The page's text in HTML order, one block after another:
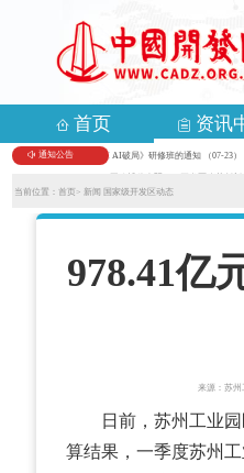
首页 资讯
通知公告
关于举办首期《数智化变革 AI破局》研修班的通知 （07-23）
关于组织参加第九届中国—亚欧博览会暨2026开发区改革创
当前位置：首页> 新闻国家级开发区动态
978.41亿
来源：苏州
日前，苏州工业园
算结果，一季度苏州